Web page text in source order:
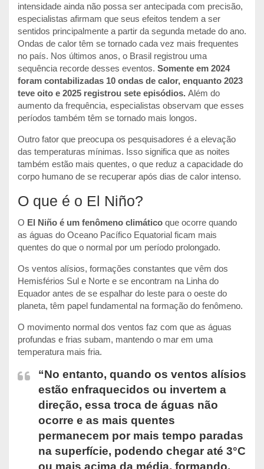
intensidade ainda não possa ser antecipada com precisão,
especialistas afirmam que seus efeitos tendem a ser
sentidos principalmente a partir da segunda metade do ano.
Ondas de calor têm se tornado cada vez mais frequentes
no país. Nos últimos anos, o Brasil registrou uma
sequência recorde desses eventos. Somente em 2024
foram contabilizadas 10 ondas de calor, enquanto 2023
teve oito e 2025 registrou sete episódios. Além do
aumento da frequência, especialistas observam que esses
períodos também têm se tornado mais longos.
Outro fator que preocupa os pesquisadores é a elevação
das temperaturas mínimas. Isso significa que as noites
também estão mais quentes, o que reduz a capacidade do
corpo humano de se recuperar após dias de calor intenso.
O que é o El Niño?
O El Niño é um fenômeno climático que ocorre quando
as águas do Oceano Pacífico Equatorial ficam mais
quentes do que o normal por um período prolongado.
Os ventos alísios, formações constantes que vêm dos
Hemisférios Sul e Norte e se encontram na Linha do
Equador antes de se espalhar do leste para o oeste do
planeta, têm papel fundamental na formação do fenômeno.
O movimento normal dos ventos faz com que as águas
profundas e frias subam, mantendo o mar em uma
temperatura mais fria.
“No entanto, quando os ventos alísios
estão enfraquecidos ou invertem a
direção, essa troca de águas não
ocorre e as mais quentes
permanecem por mais tempo paradas
na superfície, podendo chegar até 3°C
ou mais acima da média, formando,